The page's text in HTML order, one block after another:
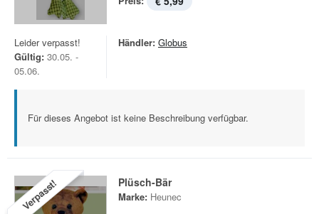
Leider verpasst!
Gültig: 30.05. -
05.06.
Händler: Globus
Für dieses Angebot ist keine Beschreibung verfügbar.
Verpasst! Plüsch-Bär
Marke: Heunec